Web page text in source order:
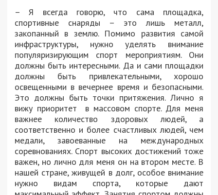
– Я всегда говорю, что сама площадка,
спортивные снаряды – это лишь металл,
закопанный в землю. Помимо развития самой
инфраструктуры, нужно уделять внимание
популяризирующим спорт мероприятиям. Они
должны быть интересными. Да и сами площадки
должны быть привлекательными, хорошо
освещенными в вечернее время и безопасными.
Это должны быть точки притяжения. Лично я
вижу приоритет в массовом спорте. Для меня
важнее количество здоровых людей, а
соответственно и более счастливых людей, чем
медали, завоеванные на международных
соревнованиях. Спорт высоких достижений тоже
важен, но лично для меня он на втором месте. В
нашей стране, живущей в долг, особое внимание
нужно видам спорта, которые дают